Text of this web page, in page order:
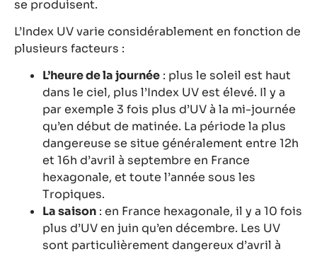
se produisent.
L’Index UV varie considérablement en fonction de
plusieurs facteurs :
L’heure de la journée : plus le soleil est haut
dans le ciel, plus l’Index UV est élevé. Il y a
par exemple 3 fois plus d’UV à la mi-journée
qu’en début de matinée. La période la plus
dangereuse se situe généralement entre 12h
et 16h d’avril à septembre en France
hexagonale, et toute l’année sous les
Tropiques.
La saison : en France hexagonale, il y a 10 fois
plus d’UV en juin qu’en décembre. Les UV
sont particulièrement dangereux d’avril à